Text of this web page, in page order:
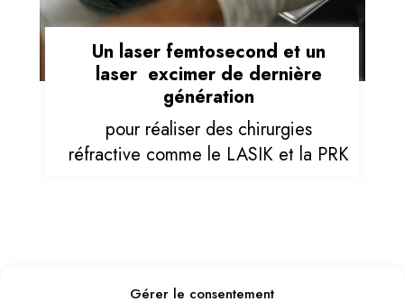
Gérer le consentement
Un laser femtosecond et un
laser excimer de dernière
génération
pour réaliser des chirurgies
réfractive comme le LASIK et la PRK